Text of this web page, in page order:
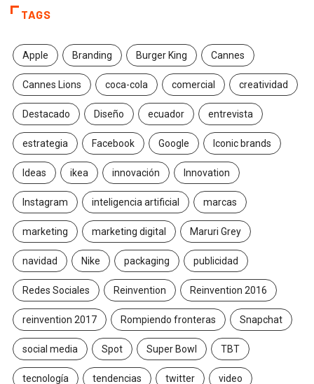
TAGS
Apple Branding Burger King Cannes
Cannes Lions coca-cola comercial creatividad
Destacado Diseño ecuador entrevista
estrategia Facebook Google Iconic brands
Ideas ikea innovación Innovation
Instagram inteligencia artificial marcas
marketing marketing digital Maruri Grey
navidad Nike packaging publicidad
Redes Sociales Reinvention Reinvention 2016
reinvention 2017 Rompiendo fronteras Snapchat
social media Spot Super Bowl TBT
tecnología tendencias twitter video